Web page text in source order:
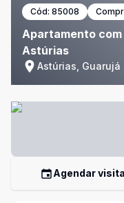
Cód: 85008
Apartamento
Astúrias
Astúrias, Guarujá
Agendar visita